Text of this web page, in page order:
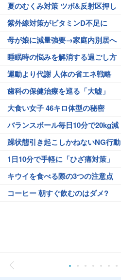
夏のむくみ対策 ツボ&反射区押し
紫外線対策がビタミンD不足に
母が娘に減量強要→家庭内別居へ
睡眠時の悩みを解消する過ごし方
運動より代謝 人体の省エネ戦略
歯科の保健治療を巡る「大嘘」
大食い女子 46キロ体型の秘密
バランスボール毎日10分で20kg減
躁状態引き起こしかねないNG行動
1日10分で手軽に「ひざ痛対策」
キウイを食べる際の3つの注意点
コーヒー 朝すぐ飲むのはダメ?